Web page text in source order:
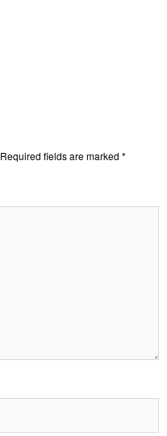
Required fields are marked *